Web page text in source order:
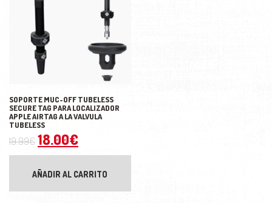
SOPORTE MUC-OFF TUBELESS
SECURE TAG PARA LOCALIZADOR
APPLE AIRTAG A LA VALVULA
TUBELESS
19.99€ El precio original era: 19.99€.
18.00€
AÑADIR AL CARRITO